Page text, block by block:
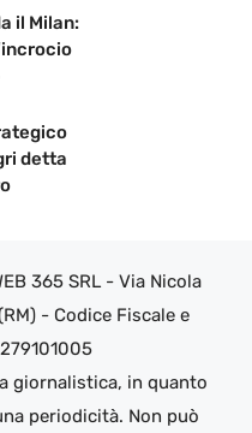
il Milan:
detta
365 SRL - Via Nicola
- Codice Fiscale e
giornalistica, in quanto
periodicità. Non può